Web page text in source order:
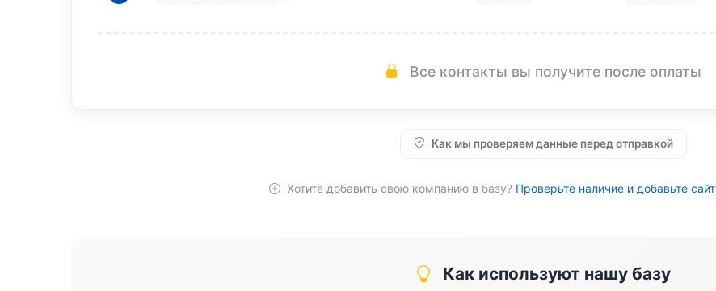
Все контакты вы получите после оплаты
Как мы проверяем данные перед отправкой
Хотите добавить свою компанию в базу? Проверьте наличие и добавьте сайт
Как используют нашу базу